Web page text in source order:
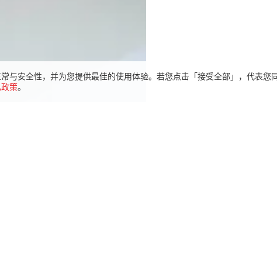
与安全性，并为您提供最佳的使用体验。若您点击「接受全部」，代表您
策。